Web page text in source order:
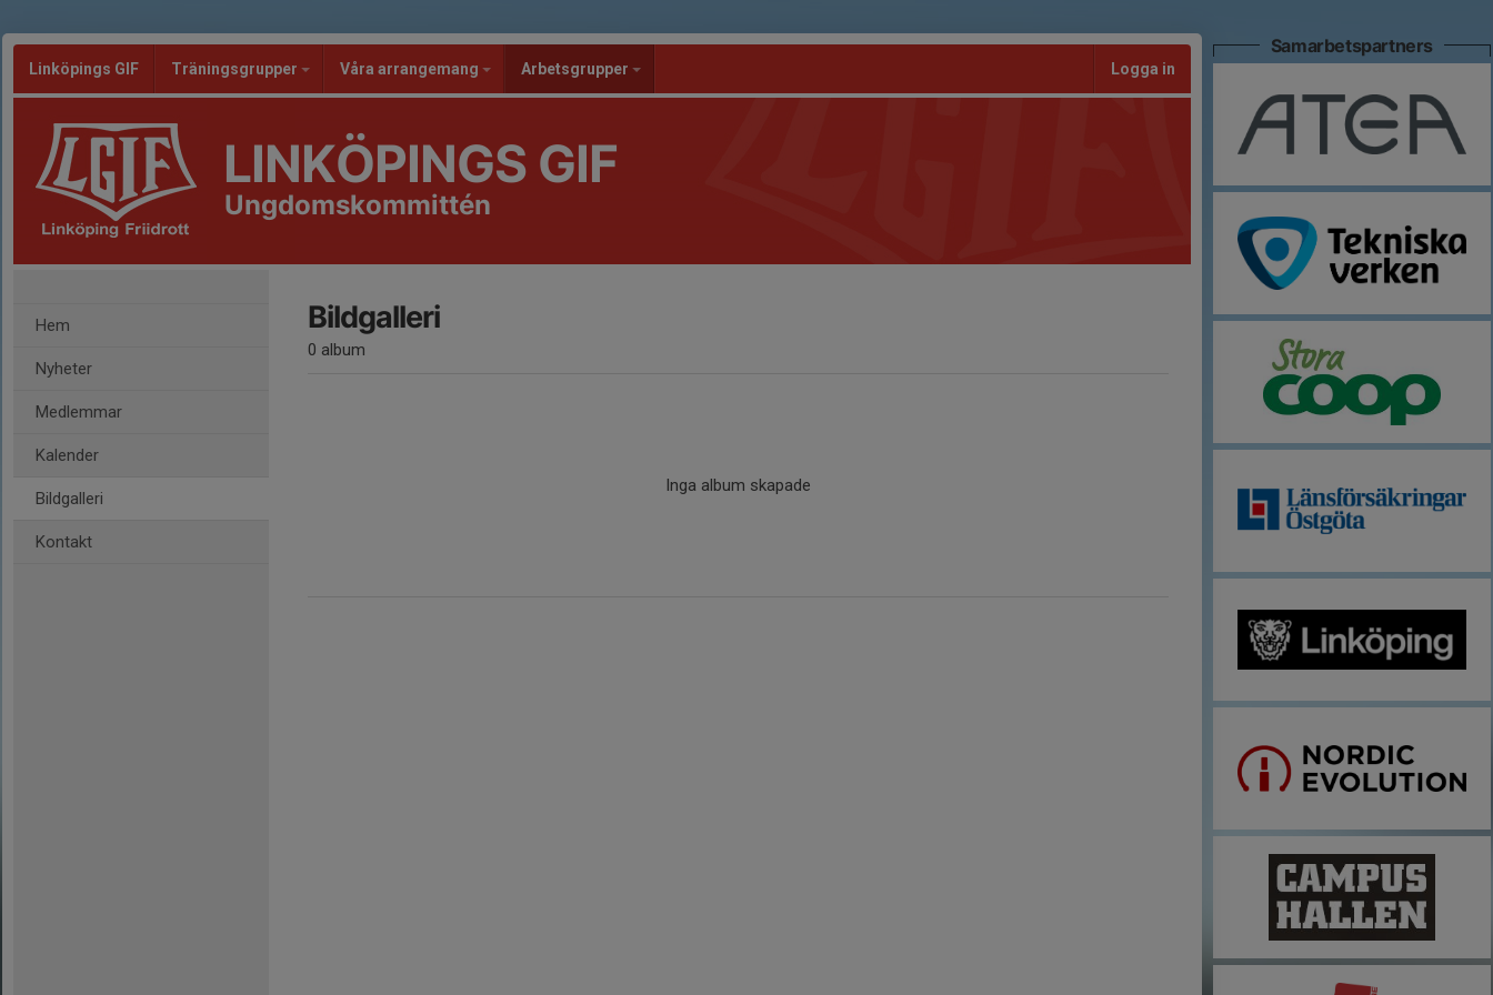
Linköpings GIF Träningsgrupper Våra arrangemang Arbetsgrupper Logga in
LINKÖPINGS GIF
Ungdomskommittén
Hem
Nyheter
Medlemmar
Kalender
Bildgalleri
Kontakt
Bildgalleri
0 album
Inga album skapade
Samarbetspartners